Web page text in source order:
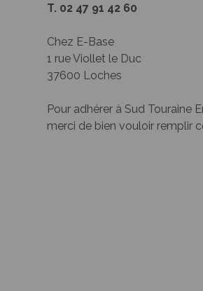
T. 02 47 91 42 60
Chez E-Base
1 rue Viollet le Duc
37600 Loches
Pour adhérer à Sud Touraine
merci de bien vouloir remplir